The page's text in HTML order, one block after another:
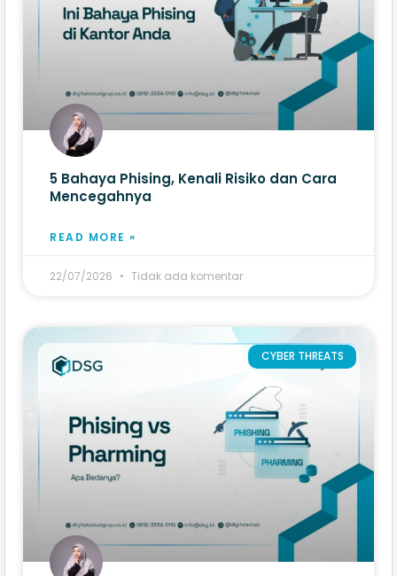
5 Bahaya Phising, Kenali Risiko dan Cara
Mencegahnya
READ MORE »
22/07/2026 Tidak ada komentar
CYBER THREATS